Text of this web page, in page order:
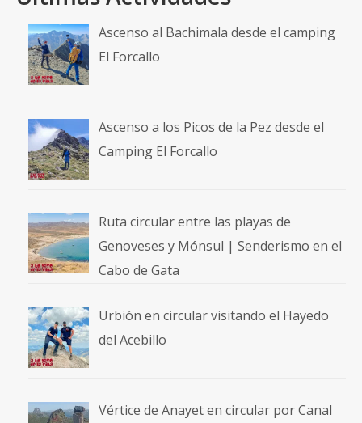
Ascenso al Bachimala desde el camping
El Forcallo
Ascenso a los Picos de la Pez desde el
Camping El Forcallo
Ruta circular entre las playas de
Genoveses y Mónsul | Senderismo en el
Cabo de Gata
Urbión en circular visitando el Hayedo
del Acebillo
Vértice de Anayet en circular por Canal